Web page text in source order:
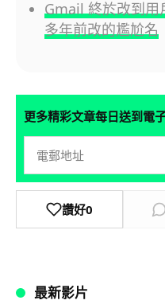
Gmail 終於改到用
多年前改的尷尬名
更多精彩文章每日送到電
讚好0
最新影片